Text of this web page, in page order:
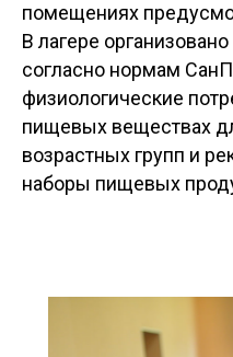
помещениях
В лагере
согласно нормам
физиологические
пищевых веществах
возрастных групп и
наборы пищевых